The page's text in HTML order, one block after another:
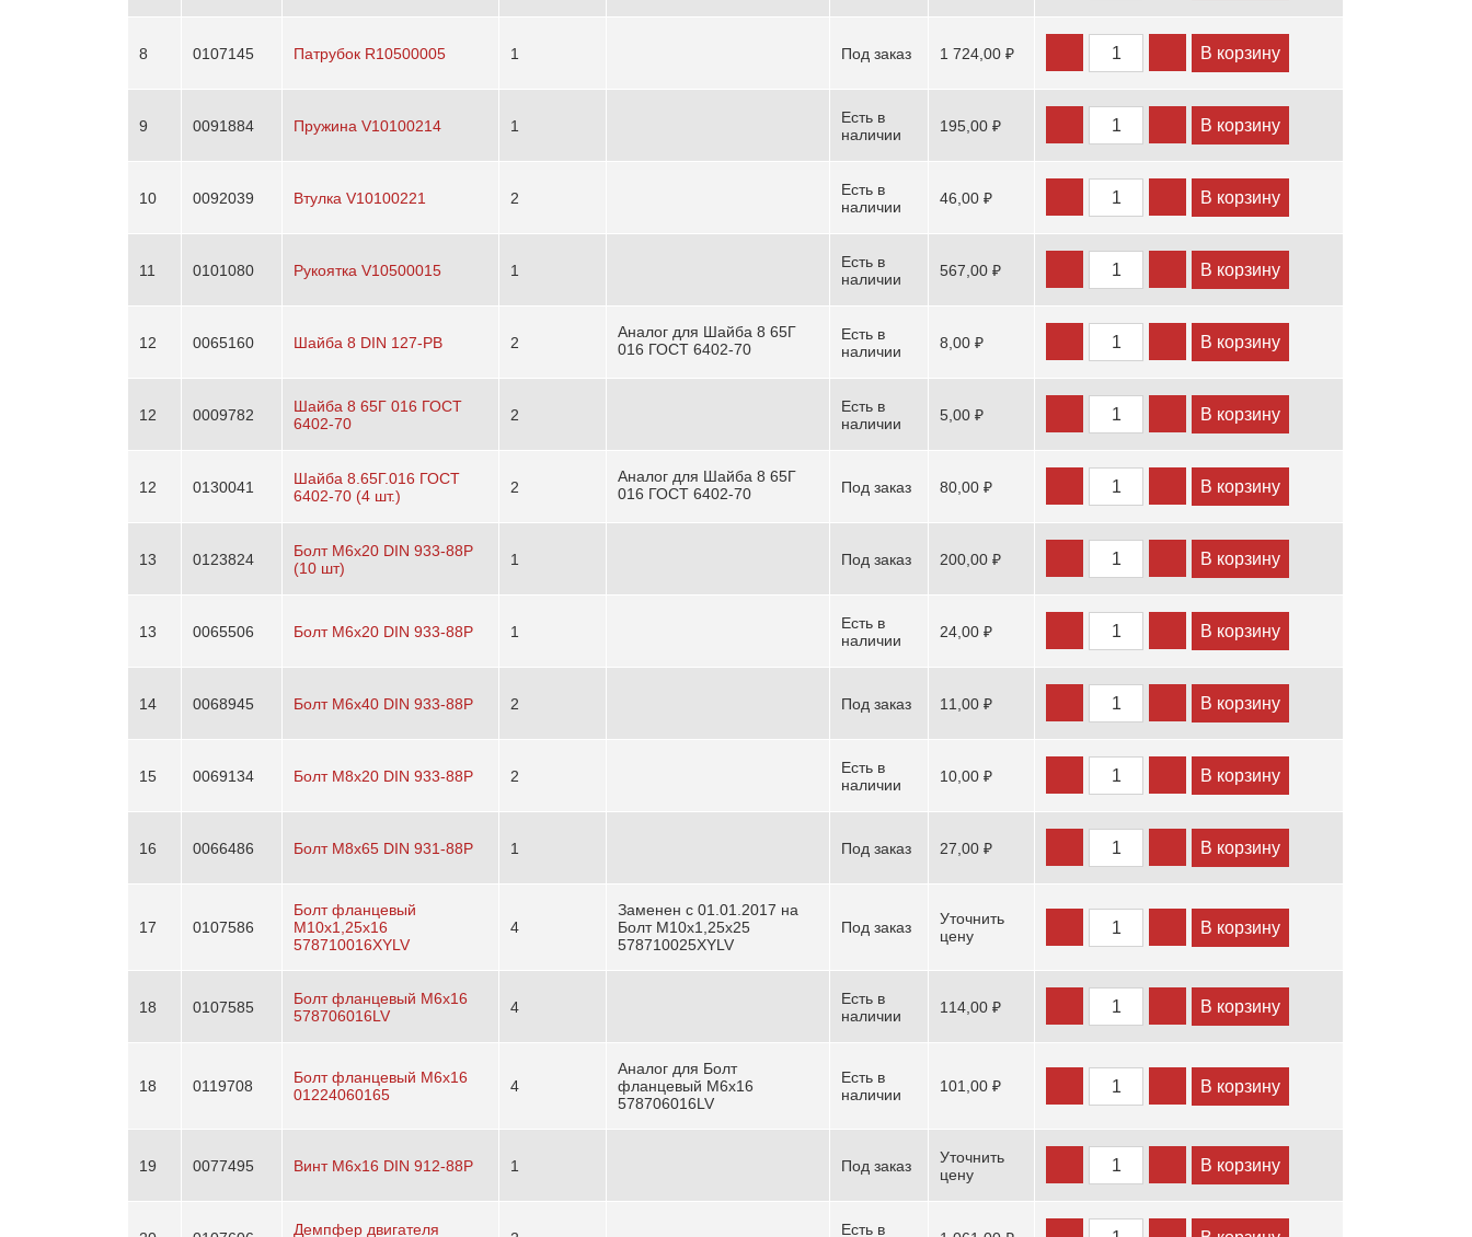
8 0107145 Патрубок R10500005 1 Под заказ 1 724,00 ₽ В корзину
9 0091884 Пружина V10100214 1
Есть в
наличии
195,00 ₽ В корзину
10 0092039 Втулка V10100221 2
Есть в
наличии
46,00 ₽ В корзину
11 0101080 Рукоятка V10500015 1
Есть в
наличии
567,00 ₽ В корзину
12 0065160 Шайба 8 DIN 127-PB 2
Аналог для Шайба 8 65Г
016 ГОСТ 6402-70
Есть в
наличии
8,00 ₽ В корзину
12 0009782
Шайба 8 65Г 016 ГОСТ
6402-70
2
Есть в
наличии
5,00 ₽ В корзину
12 0130041
Шайба 8.65Г.016 ГОСТ
6402-70 (4 шт.)
2
Аналог для Шайба 8 65Г
016 ГОСТ 6402-70
Под заказ 80,00 ₽ В корзину
13 0123824
Болт М6х20 DIN 933-88Р
(10 шт)
1 Под заказ 200,00 ₽ В корзину
13 0065506 Болт М6х20 DIN 933-88P 1
Есть в
наличии
24,00 ₽ В корзину
14 0068945 Болт М6х40 DIN 933-88P 2 Под заказ 11,00 ₽ В корзину
15 0069134 Болт М8х20 DIN 933-88P 2
Есть в
наличии
10,00 ₽ В корзину
16 0066486 Болт М8х65 DIN 931-88P 1 Под заказ 27,00 ₽ В корзину
17 0107586
Болт фланцевый
М10х1,25х16
578710016XYLV
4
Заменен с 01.01.2017 на
Болт М10х1,25х25
578710025XYLV
Под заказ
Уточнить
цену
В корзину
18 0107585
Болт фланцевый М6х16
578706016LV
4
Есть в
наличии
114,00 ₽ В корзину
18 0119708
Болт фланцевый М6х16
01224060165
4
Аналог для Болт
фланцевый М6х16
578706016LV
Есть в
наличии
101,00 ₽ В корзину
19 0077495 Винт М6х16 DIN 912-88P 1 Под заказ
Уточнить
цену
В корзину
Демпфер двигателя
Есть в